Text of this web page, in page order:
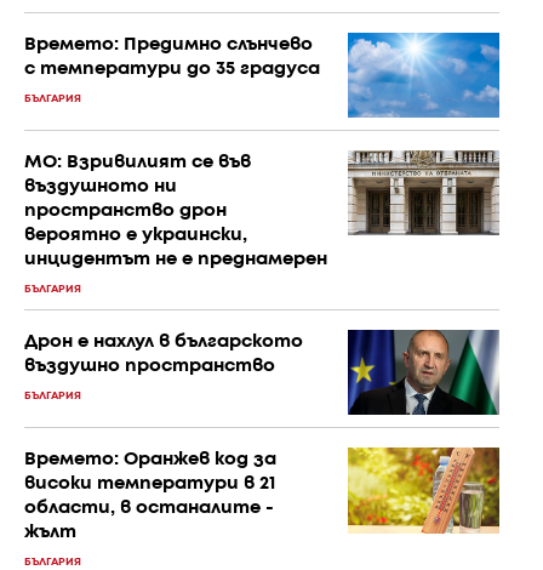
Времето: Предимно слънчево
с температури до 35 градуса
БЪЛГАРИЯ
МО: Взривилият се във
въздушното ни
пространство дрон
вероятно е украински,
инцидентът не е преднамерен
БЪЛГАРИЯ
Дрон е нахлул в българското
въздушно пространство
БЪЛГАРИЯ
Времето: Оранжев код за
високи температури в 21
области, в останалите -
жълт
БЪЛГАРИЯ